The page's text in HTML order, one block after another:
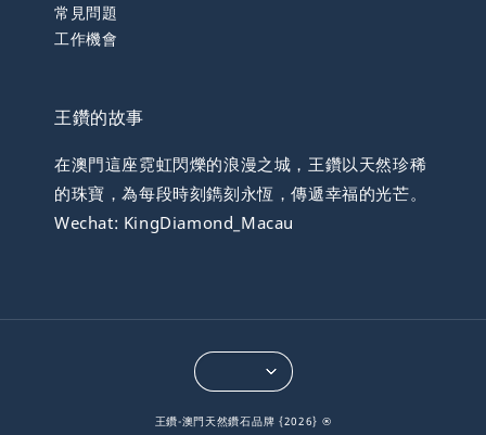
常見問題
工作機會
王鑽的故事
在澳門這座霓虹閃爍的浪漫之城，王鑽以天然珍稀
的珠寶，為每段時刻鐫刻永恆，傳遞幸福的光芒。
Wechat: KingDiamond_Macau
王鑽-澳門天然鑽石品牌 {2026} ®